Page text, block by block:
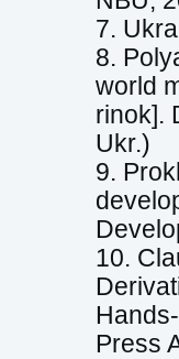
7.
8.
world
rinok].
Ukr.)
9.
10.
Press